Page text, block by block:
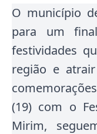
O município
para um
festividades
região e
(19) com o
Mirim,